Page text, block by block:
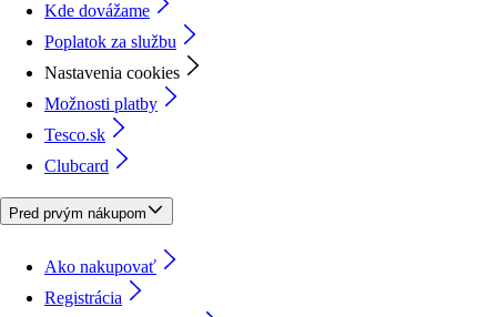
Kde dovážame
Poplatok za službu
Nastavenia cookies
Možnosti platby
Tesco.sk
Clubcard
Pred prvým nákupom
Ako nakupovať
Registrácia